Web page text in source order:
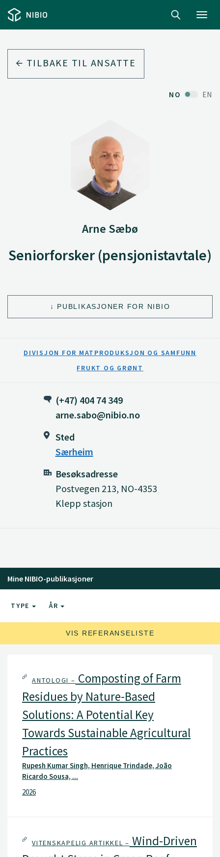
TILBAKE TIL ANSATTE
NO EN
Arne Sæbø
Seniorforsker (pensjonistavtale)
PUBLIKASJONER FOR NIBIO
DIVISJON FOR MATPRODUKSJON OG SAMFUNN
FRUKT OG GRØNT
(+47) 404 74 349
arne.sabo@nibio.no
Sted
Særheim
Besøksadresse
Postvegen 213, NO-4353
Klepp stasjon
Mine NIBIO-publikasjoner
TYPE ÅR
VIS REFERANSELISTE
ANTOLOGI – Composting of Farm
Residues by Nature-Based
Solutions: A Potential Key
Towards Sustainable Agricultural
Practices
Rupesh Kumar Singh, Henrique Trindade, João
Ricardo Sousa, ...
2026
VITENSKAPELIG ARTIKKEL – Wind-Driven